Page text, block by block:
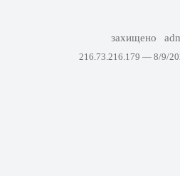
захищено
216.73.216.179 — 8/9/